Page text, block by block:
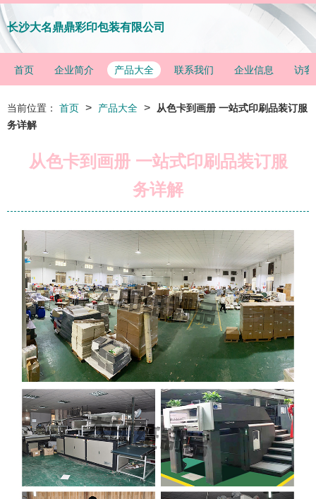
长沙大名鼎鼎彩印包装有限公司
首页 企业简介 产品大全 联系我们 企业信息 访客
当前位置： 首页 > 产品大全 >
从色卡到画册 一站式印刷品装订服
务详解
从色卡到画册 一站式印刷品装订服
务详解